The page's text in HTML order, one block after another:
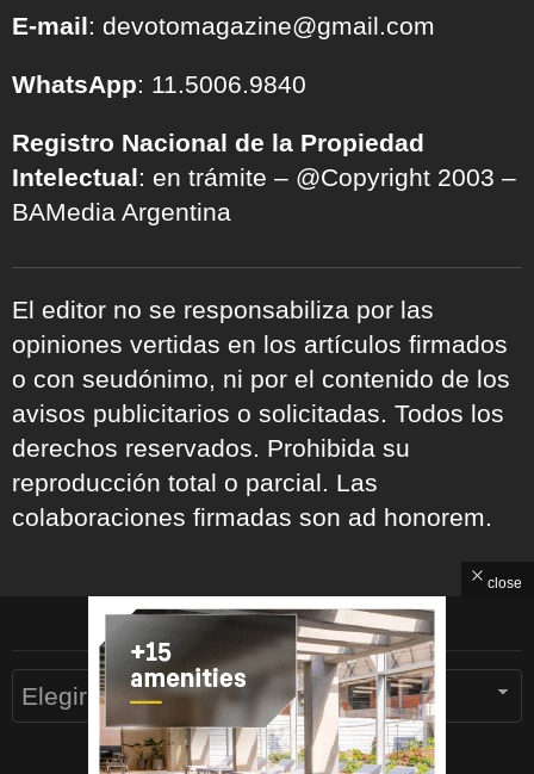
E-mail: devotomagazine@gmail.com
WhatsApp: 11.5006.9840
Registro Nacional de la Propiedad
Intelectual: en trámite – @Copyright 2003 –
BAMedia Argentina
El editor no se responsabiliza por las
opiniones vertidas en los artículos firmados
o con seudónimo, ni por el contenido de los
avisos publicitarios o solicitadas. Todos los
derechos reservados. Prohibida su
reproducción total o parcial. Las
colaboraciones firmadas son ad honorem.
ARCHIVOS
Archivos
close